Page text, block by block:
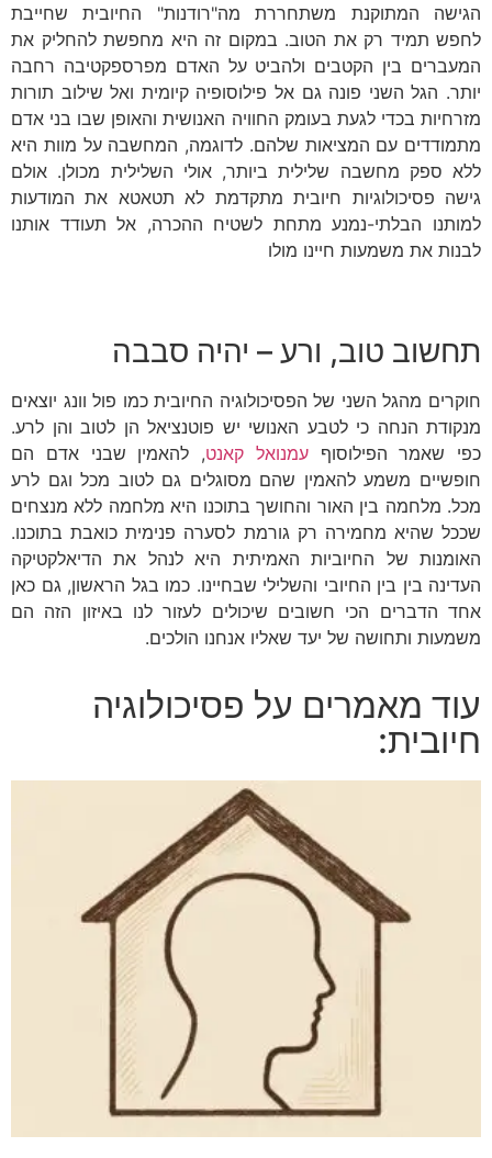
הגישה המתוקנת משתחררת מה"רודנות" החיובית שחייבת
לחפש תמיד רק את הטוב. במקום זה היא מחפשת להחליק את
המעברים בין הקטבים ולהביט על האדם מפרספקטיבה רחבה
יותר. הגל השני פונה גם אל פילוסופיה קיומית ואל שילוב תורות
מזרחיות בכדי לגעת בעומק החוויה האנושית והאופן שבו בני אדם
מתמודדים עם המציאות שלהם. לדוגמה, המחשבה על מוות היא
ללא ספק מחשבה שלילית ביותר, אולי השלילית מכולן. אולם
גישה פסיכולוגיות חיובית מתקדמת לא תטאטא את המודעות
למותנו הבלתי-נמנע מתחת לשטיח ההכרה, אל תעודד אותנו
לבנות את משמעות חיינו מולו
תחשוב טוב, ורע – יהיה סבבה
חוקרים מהגל השני של הפסיכולוגיה החיובית כמו פול וונג יוצאים
מנקודת הנחה כי לטבע האנושי יש פוטנציאל הן לטוב והן לרע.
כפי שאמר הפילוסוףעמנואל קאנט, להאמין שבני אדם הם
חופשיים משמע להאמין שהם מסוגלים גם לטוב מכל וגם לרע
מכל. מלחמה בין האור והחושך בתוכנו היא מלחמה ללא מנצחים
שככל שהיא מחמירה רק גורמת לסערה פנימית כואבת בתוכנו.
האומנות של החיוביות האמיתית היא לנהל את הדיאלקטיקה
העדינה בין בין החיובי והשלילי שבחיינו. כמו בגל הראשון, גם כאן
אחד הדברים הכי חשובים שיכולים לעזור לנו באיזון הזה הם
משמעות ותחושה של יעד שאליו אנחנו הולכים.
עוד מאמרים על פסיכולוגיה
חיובית: